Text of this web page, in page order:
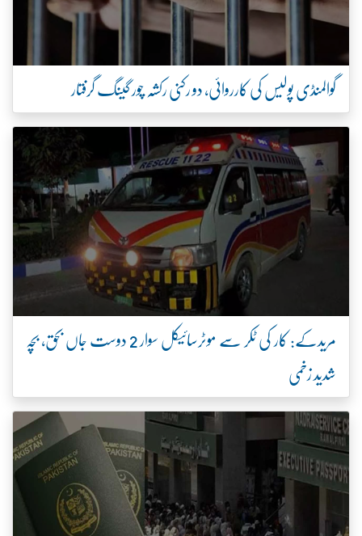
گوالمنڈی پولیس کی کارروائی، دو رکنی رکشہ چور گینگ گرفتار
مریدکے: کار کی ٹکر سے موٹرسائیکل سوار 2 دوست جاں بحق، بچہ
شدید زخمی